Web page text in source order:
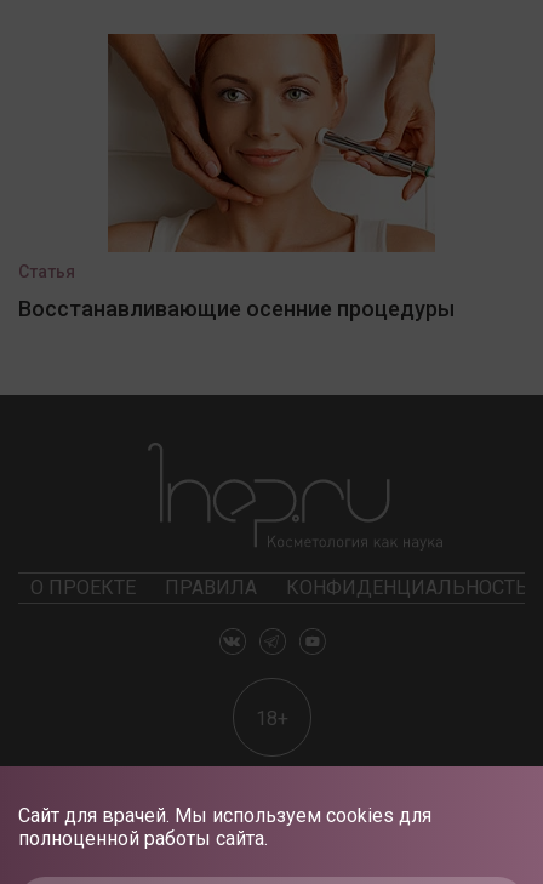
Сайт для врачей. Мы используем cookies для
полноценной работы сайта.
Статья
Восстанавливающие осенние процедуры
О ПРОЕКТЕ ПРАВИЛА КОНФИДЕНЦИАЛЬНОСТЬ
18+